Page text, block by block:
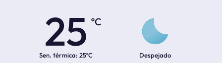
25
ºC
Sen. térmica: 25ºC Despejado